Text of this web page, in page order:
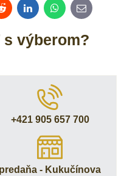
RedditLinkedInWhatsApp
E-
mail
výberom?
+421 905 657 700
predaňa - Kukučínova